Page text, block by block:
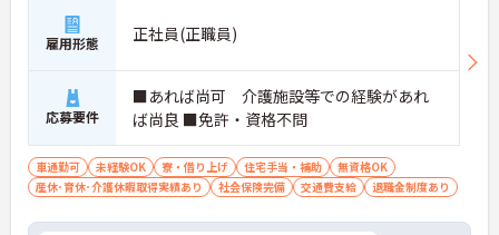
雇用形態 正社員(正職員)
応募要件
■あれば尚可 介護施設等での経験があれ
ば尚良 ■免許・資格不問
車通勤可 未経験OK 寮・借り上げ 住宅手当・補助
無資格OK
産休･育休･介護休暇取得実績あり
社会保険完備 交通費支給 退職金制度あり